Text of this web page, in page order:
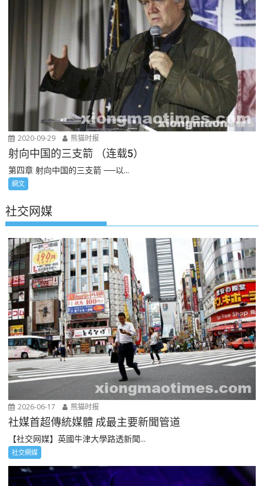
2020-09-29 熊猫时报
射向中国的三支箭 （连载5）
第四章 射向中国的三支箭 ──以...
網文
社交网媒
2026-06-17 熊猫时报
社媒首超傳統媒體 成最主要新聞管道
【社交网媒】英國牛津大學路透新聞...
社交網媒